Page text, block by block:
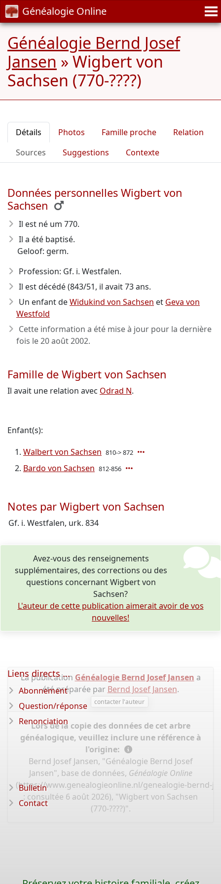
Généalogie Online
Généalogie Bernd Josef
Jansen » Wigbert von
Sachsen (770-????)
Détails Photos Famille proche
Relation
Sources
Suggestions Contexte
Données personnelles Wigbert von
Sachsen
Il est né um 770.
Il a été baptisé.
Geloof: germ.
Profession: Gf. i. Westfalen.
Il est décédé (843/51, il avait 73 ans.
Un enfant deWidukind von Sachsen et Geva von
Westfold
Cette information a été mise à jour pour la dernière
fois le20 août 2002.
Famille de Wigbert von Sachsen
Il avait une relation avec Odrad N.
Enfant(s):
Walbert von Sachsen 810-> 872
Bardo von Sachsen 812-856
Notes par Wigbert von Sachsen
Gf. i. Westfalen, urk. 834
Avez-vous des renseignements
supplémentaires, des corrections ou des
questions concernant Wigbert von
Sachsen?
L'auteur de cette publication aimerait avoir de vos
nouvelles!
La publication Généalogie Bernd Josef Jansen a
été préparée par Bernd Josef Jansen.
contacter l'auteur
Lors de la copie des données de cet arbre
généalogique, veuillez inclure une référence à
l'origine:
Bernd Josef Jansen, "Généalogie Bernd Josef
Jansen", base de données, Généalogie Online
(https://www.genealogieonline.nl/genealogie-bernd-
: consultée 6 août 2026), "Wigbert von Sachsen
(770-????)".
Liens directs ...
Abonnement
Question/réponse
Renonciation
Bulletin
Contact